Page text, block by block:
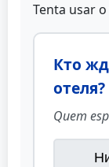
Tenta usar
Кто
отеля?
Quem